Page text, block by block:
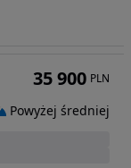
35 900 PLN
Powyżej średniej